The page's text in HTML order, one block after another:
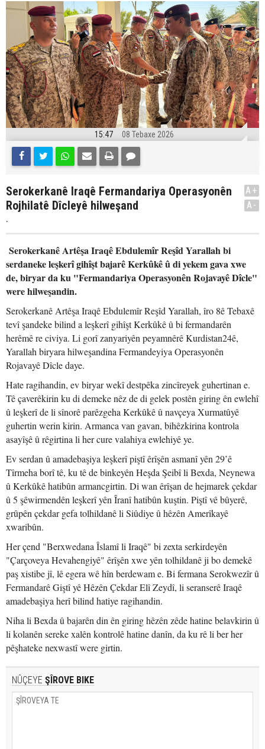
15:47 08 Tebaxe 2026
Serokerkanê Iraqê Fermandariya Operasyonên
Rojhilatê Dîcleyê hilweşand
.
A+
A-
Serokerkanê Artêşa Iraqê Ebdulemîr Reşîd Yarallah bi
serdaneke leşkerî gihîşt bajarê Kerkûkê û di yekem gava xwe
de, biryar da ku "Fermandariya Operasyonên Rojavayê Dîcle"
were hilweşandin.
Serokerkanê Artêşa Iraqê Ebdulemîr Reşîd Yarallah, îro 8ê Tebaxê
tevî şandeke bilind a leşkerî gihîşt Kerkûkê û bi fermandarên
herêmê re civiya. Li gorî zanyariyên peyamnêrê Kurdistan24ê,
Yarallah biryara hilweşandina Fermandeyiya Operasyonên
Rojavayê Dîcle daye.
Hate ragihandin, ev biryar wekî destpêka zincîreyek guhertinan e.
Tê çaverêkirin ku di demeke nêz de di gelek postên giring ên ewlehî
û leşkerî de li sînorê parêzgeha Kerkûkê û navçeya Xurmatûyê
guhertin werin kirin. Armanca van gavan, bihêzkirina kontrola
asayîşê û rêgirtina li her cure valahiya ewlehiyê ye.
Ev serdan û amadebaşiya leşkerî piştî êrîşên asmanî yên 29’ê
Tîrmeha borî tê, ku tê de binkeyên Heşda Şeibî li Bexda, Neynewa
û Kerkûkê hatibûn armancgirtin. Di wan êrîşan de hejmarek çekdar
û 5 şêwirmendên leşkerî yên Îranî hatibûn kuştin. Piştî vê bûyerê,
grûpên çekdar gefa tolhildanê li Siûdiye û hêzên Amerîkayê
xwaribûn.
Her çend "Berxwedana Îslamî li Iraqê" bi zexta serkirdeyên
"Çarçoveya Hevahengiyê" êrîşên xwe yên tolhildanê ji bo demekê
paş xistibe jî, lê egera wê hîn berdewam e. Bi fermana Serokwezîr û
Fermandarê Giştî yê Hêzên Çekdar Elî Zeydî, li seranserê Iraqê
amadebaşiya herî bilind hatiye ragihandin.
Niha li Bexda û bajarên din ên giring hêzên zêde hatine belavkirin û
li kolanên sereke xalên kontrolê hatine danîn, da ku rê li ber her
pêşhateke nexwastî were girtin.
NÛÇEYE ŞÎROVE BIKE